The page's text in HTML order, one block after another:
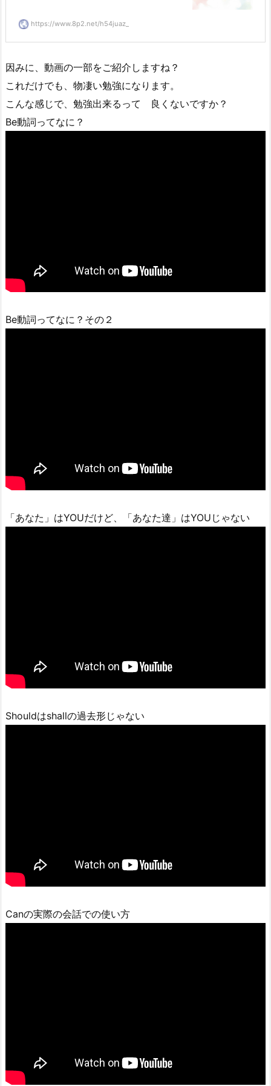
https://www.8p2.net/h54juaz_
因みに、動画の一部をご紹介しますね？
これだけでも、物凄い勉強になります。
こんな感じで、勉強出来るって 良くないですか？
Be動詞ってなに？
Be動詞ってなに？その２
「あなた」はYOUだけど、「あなた達」はYOUじゃない
Shouldはshallの過去形じゃない
Canの実際の会話での使い方